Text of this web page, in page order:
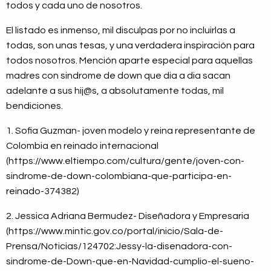
todos y cada uno de nosotros.
El listado es inmenso, mil disculpas por no incluirlas a
todas, son unas tesas, y una verdadera inspiración para
todos nosotros. Mención aparte especial para aquellas
madres con sindrome de down que dia a dia sacan
adelante a sus hij@s, a absolutamente todas, mil
bendiciones.
1. Sofia Guzman- joven modelo y reina representante de
Colombia en reinado internacional
(https://www.eltiempo.com/cultura/gente/joven-con-
sindrome-de-down-colombiana-que-participa-en-
reinado-374382)
2. Jessica Adriana Bermudez- Diseñadora y Empresaria
(https://www.mintic.gov.co/portal/inicio/Sala-de-
Prensa/Noticias/124702:Jessy-la-disenadora-con-
sindrome-de-Down-que-en-Navidad-cumplio-el-sueno-